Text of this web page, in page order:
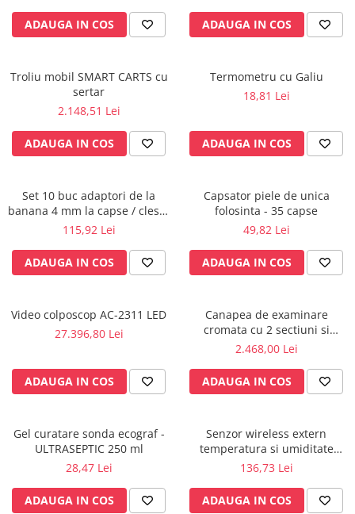
Lavoare chirurgicale
Adaptori/cuple
Prefiltre lavoare
Electrochirurgie
Cabluri pentru pensele bipolare
Electrocautere
Radiocautere
Criocautere
cutii medicamente
Electrozi
Accesorii pentru perfuzie
Geluri
Garouri
Ochelari de protectie
Cabluri EKG (10 fire)
ADAUGA IN COS ADAUGA IN COS
Troliu mobil SMART CARTS cu
sertar
2.148,51 Lei
ADAUGA IN COS
Termometru cu Galiu
18,81 Lei
ADAUGA IN COS
Set 10 buc adaptori de la
banana 4 mm la capse / cleste
ekg
115,92 Lei
ADAUGA IN COS
Capsator piele de unica
folosinta - 35 capse
49,82 Lei
ADAUGA IN COS
Video colposcop AC-2311 LED
27.396,80 Lei
ADAUGA IN COS
Canapea de examinare
cromata cu 2 sectiuni si
suport rola inclus
2.468,00 Lei
ADAUGA IN COS
Gel curatare sonda ecograf -
ULTRASEPTIC 250 ml
28,47 Lei
ADAUGA IN COS
Senzor wireless extern
temperatura si umiditate
pentru KLIMALOGG PRO -
136,73 Lei
ADAUGA IN COS